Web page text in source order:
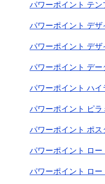
パワーポイント テ
パワーポイント デザ
パワーポイント デ
パワーポイント デー
パワーポイント ハイ
パワーポイント ピ
パワーポイント ポス
パワーポイント ロー
パワーポイント ロー